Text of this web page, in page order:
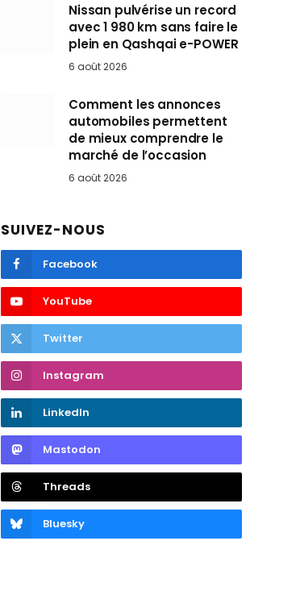
Nissan pulvérise un record
avec 1 980 km sans faire le
plein en Qashqai e-POWER
6 août 2026
Comment les annonces
automobiles permettent
de mieux comprendre le
marché de l’occasion
6 août 2026
SUIVEZ-NOUS
Facebook
YouTube
Twitter
Instagram
LinkedIn
Mastodon
Threads
Bluesky